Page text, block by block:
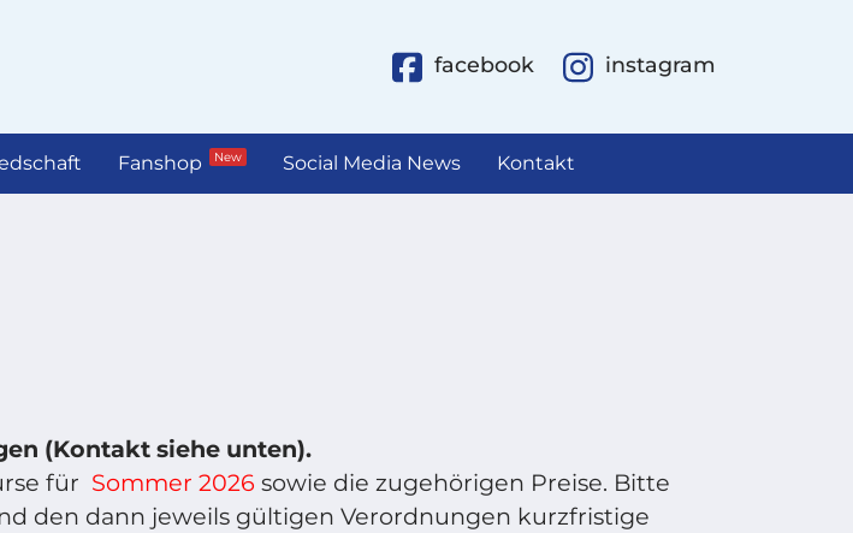
facebook instagram
Fanshop New Social Media News Kontakt
(Kontakt siehe unten).
für Sommer 2026 sowie die zugehörigen Preise. Bitte
den dann jeweils gültigen Verordnungen kurzfristige